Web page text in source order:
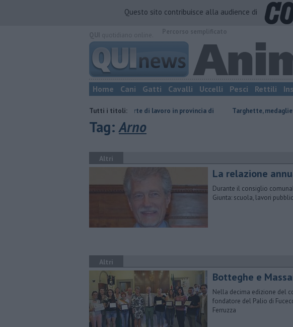
Questo sito contribuisce alla audience di
Home Cani Gatti Cavalli Uccelli Pesci Rettili
Tutti i titoli:
​Tutte le offerte di lavoro in provincia di Targhette, medagliette e cartelli: la
Tag:Arno
Altri
La relazione
Durante il consiglio
Giunta: scuola, lavori
Altri
Botteghe e
Nella decima edizione del
fondatore del Palio di
Ferruzza